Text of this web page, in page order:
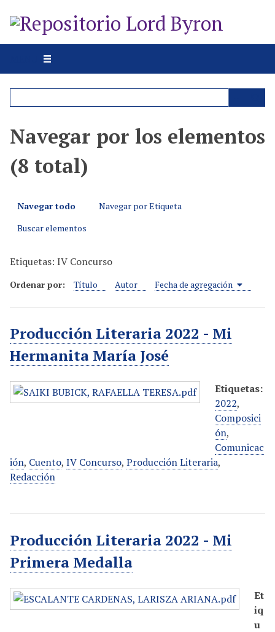
Navegar por los elementos
(8 total)
Navegar todo
Navegar por Etiqueta
Buscar elementos
Etiquetas: IV Concurso
Ordenar por: Título Autor Fecha de agregación
Producción Literaria 2022 - Mi
Hermanita María José
Etiquetas:
2022,
Composici
ón,
Comunicac
ión, Cuento, IV Concurso, Producción Literaria,
Redacción
Producción Literaria 2022 - Mi
Primera Medalla
Et
iq
u